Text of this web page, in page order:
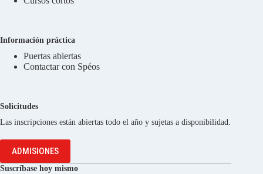
Información práctica
Puertas abiertas
Contactar con Spéos
Solicitudes
Las inscripciones están abiertas todo el año y sujetas a disponibilidad.
ADMISIONES
Suscríbase hoy mismo